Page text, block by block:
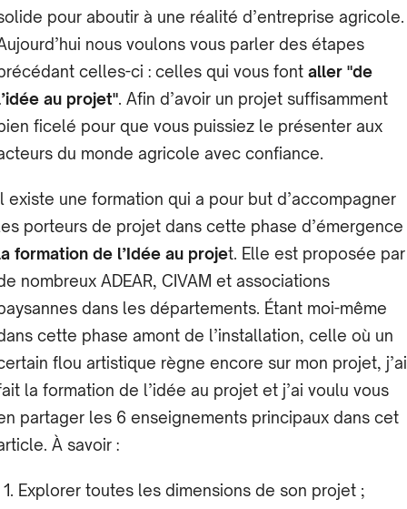
pour aboutir à une réalité d’entreprise agricole.
nous voulons vous parler des étapes
celles-ci : celles qui vous font aller "de
au projet". Afin d’avoir un projet suffisamment
ficelé pour que vous puissiez le présenter aux
du monde agricole avec confiance.
existe une formation qui a pour but d’accompagner
porteurs de projet dans cette phase d’émergence
formation de l’Idée au projet. Elle est proposée par
nombreux ADEAR, CIVAM et associations
dans les départements. Étant moi-même
cette phase amont de l’installation, celle où un
flou artistique règne encore sur mon projet, j’ai
la formation de l’idée au projet et j’ai voulu vous
partager les 6 enseignements principaux dans cet
À savoir :
Explorer toutes les dimensions de son projet ;